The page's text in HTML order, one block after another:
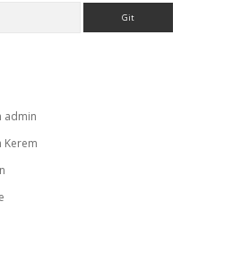
admin
Kerem